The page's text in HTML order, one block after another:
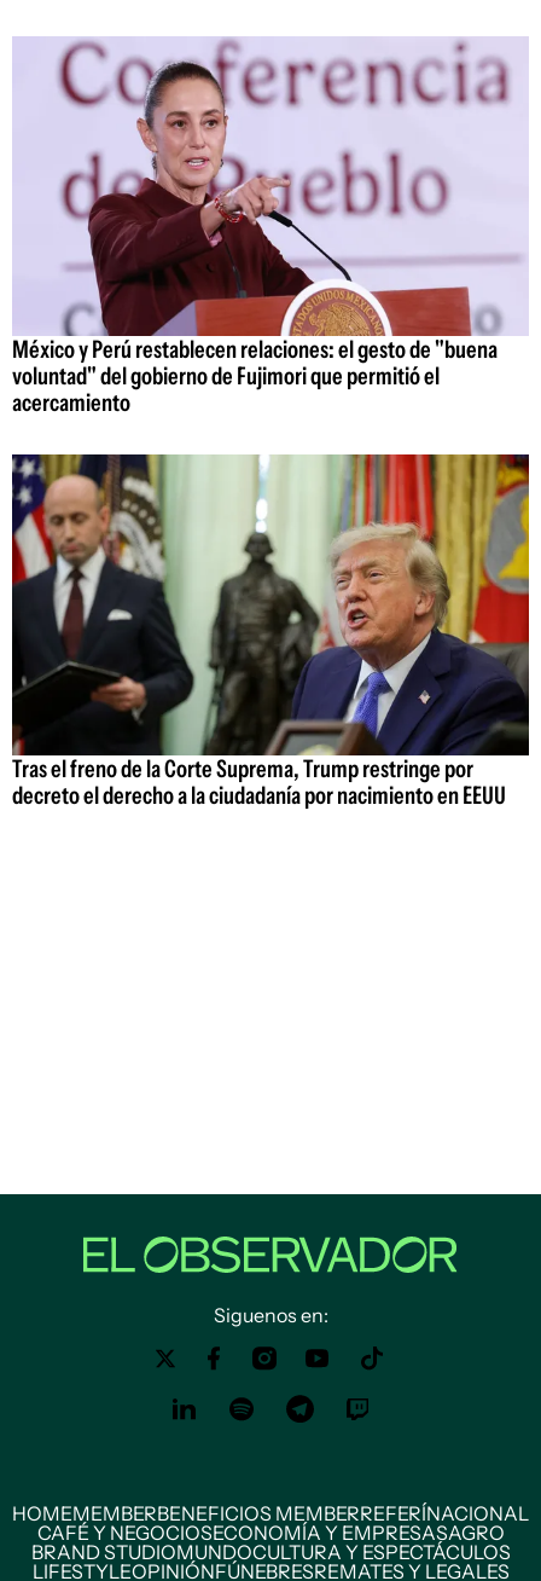
México y Perú restablecen relaciones: el gesto de "buena
voluntad" del gobierno de Fujimori que permitió el
acercamiento
Tras el freno de la Corte Suprema, Trump restringe por
decreto el derecho a la ciudadanía por nacimiento en EEUU
Siguenos en:
HOMEMEMBERBENEFICIOS MEMBERREFERÍNACIONAL
CAFÉ Y NEGOCIOSECONOMÍA Y EMPRESASAGRO
BRAND STUDIOMUNDOCULTURA Y ESPECTÁCULOS
LIFESTYLEOPINIÓNFÚNEBRESREMATES Y LEGALES